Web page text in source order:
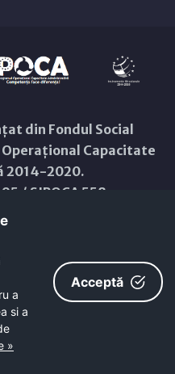
din Fondul Social
Capacitate
2014-2020.
/ SIPOCA 558
despre celelalte
Europeană, vă
.
nu reprezintă în mod
a Uniunii Europene.
corectitudinii și
a
si a
»
Acceptă